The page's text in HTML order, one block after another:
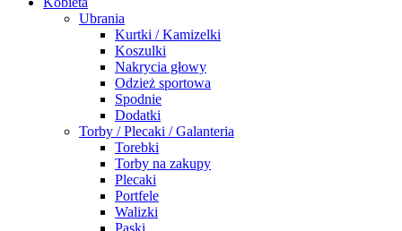
Ubrania
Kurtki / Kamizelki
Koszulki
Nakrycia głowy
Odzież sportowa
Spodnie
Dodatki
Torby / Plecaki / Galanteria
Torebki
Torby na zakupy
Plecaki
Portfele
Walizki
Paski